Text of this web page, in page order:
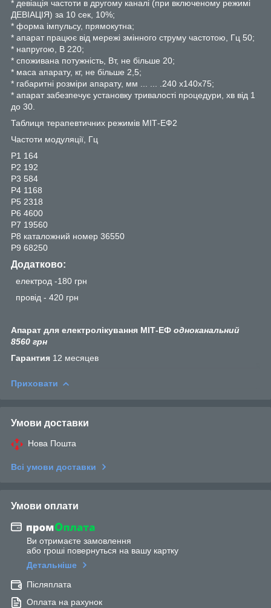
* девіація частоти в другому каналі (при включеному режимі
ДЕВІАЦІЯ) за 10 сек, 10%;
* форма імпульсу, прямокутна;
* апарат працює від мережі змінного струму частотою, Гц 50;
* напругою, В 220;
* споживана потужність, Вт, не більше 20;
* маса апарату, кг, не більше 2,5;
* габаритні розміри апарату, мм ... ... .240 х140х75;
* апарат забезпечує установку тривалості процедури, хв від 1
до 30.
Таблиця терапевтичних режимів МІТ-ЕФ2
Частоти модуляції, Гц
Р1 164
Р2 192
Р3 584
Р4 1168
Р5 2318
Р6 4600
Р7 19560
Р8 каталожний номер 36550
Р9 68250
Додатково:
електрод -180 грн
провід - 420 грн
Апарат для електролікування МІТ-ЕФ одноканальний
8560 грн
Гарантия 12 месяцев
Приховати
Умови доставки
Нова Пошта
Всі умови доставки
Умови оплати
Ви отримаєте замовлення
або гроші повернуться на вашу картку
Детальніше
Післяплата
Оплата на рахунок